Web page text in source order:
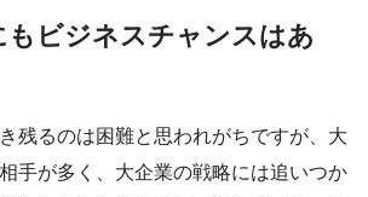
もビジネスチャンスはあ
残るのは困難と思われがちですが、大
手が多く、大企業の戦略には追いつか